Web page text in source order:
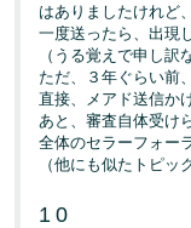
はありましたけれど、
一度送ったら、出現
（うる覚えで申し訳
ただ、３年ぐらい前
直接、メアド送信か
あと、審査自体受け
全体のセラーフォー
（他にも似たトピッ
1 0